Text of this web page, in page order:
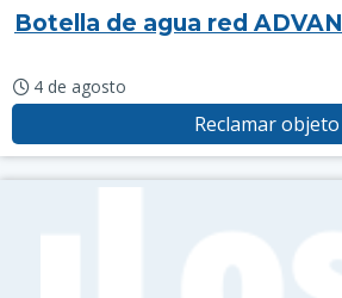
Botella de agua red
4 de agosto
Reclamar objeto